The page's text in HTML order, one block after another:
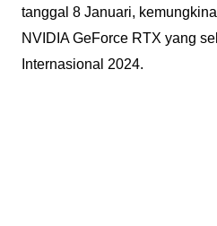
tanggal 8 Januari,
NVIDIA GeForce RTX yang
Internasional 2024.